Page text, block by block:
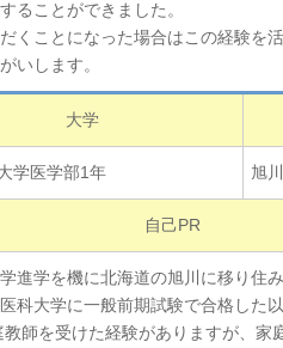
ることができました。
くことになった場合はこの経験を
いします。
大学
学医学部1年 旭
自己PR
進学を機に北海道の旭川に移り住み
科大学に一般前期試験で合格した
師を受けた経験がありますが、家